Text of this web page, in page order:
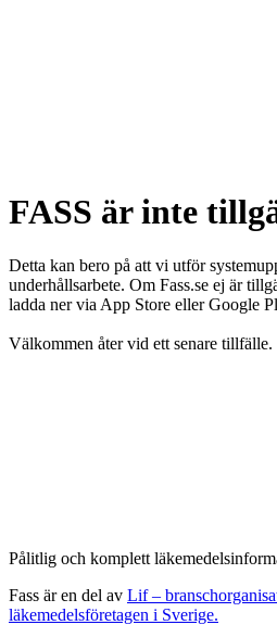
FASS är inte
Detta kan bero på att vi utför
underhållsarbete. Om Fass.se ej är
ladda ner via App Store eller Google
Välkommen åter vid ett senare tillfälle.
Pålitlig och komplett
Fass är en del av Lif –
läkemedelsföretagen i Sverige.